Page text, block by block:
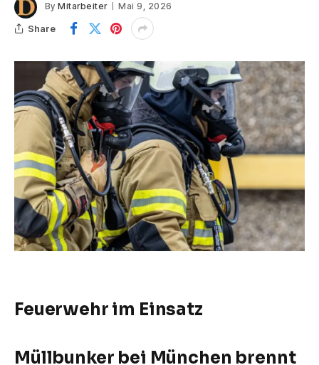
By Mitarbeiter Mai 9, 2026
Share
Feuerwehr im Einsatz
Müllbunker bei München brennt